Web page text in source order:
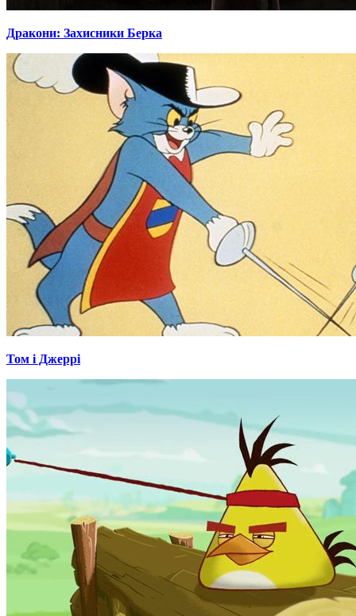
Дракони: Захисники Берка
Том і Джеррі